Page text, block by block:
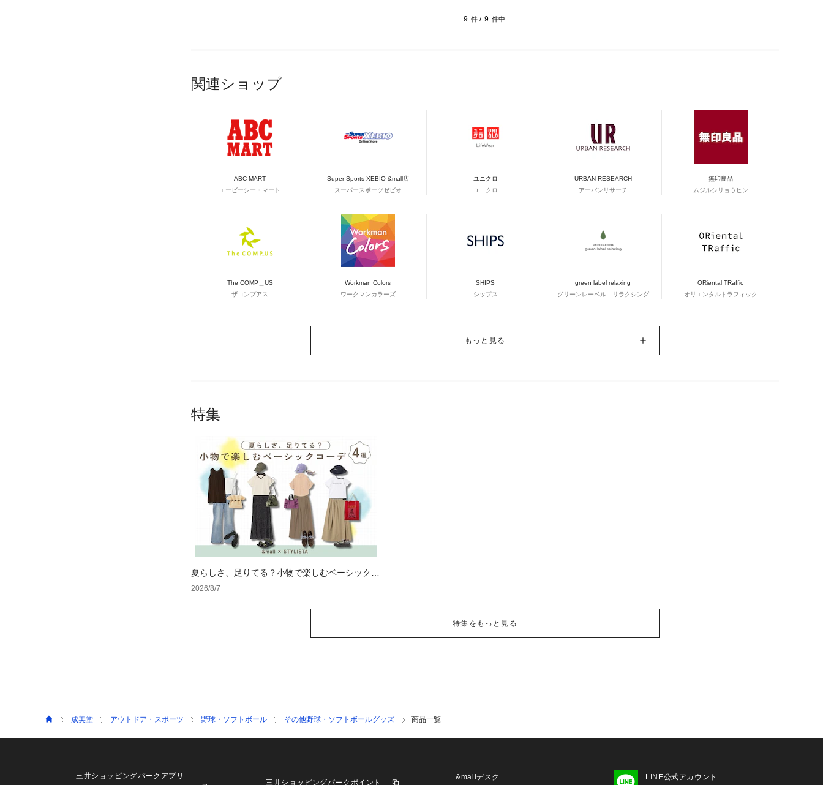
9 件 / 9 件中
関連ショップ
ABC-MART
エービーシー・マート
Super Sports XEBIO &mall店
スーパースポーツゼビオ
ユニクロ
ユニクロ
URBAN RESEARCH
アーバンリサーチ
無印良品
ムジルシリョウヒン
The COMP＿US
ザコンプアス
Workman Colors
ワークマンカラーズ
SHIPS
シップス
green label relaxing
グリーンレーベル リラクシング
ORiental TRaffic
オリエンタルトラフィック
もっと見る
特集
夏らしさ、足りてる？小物で楽しむベーシックコ
ーデ4選
2026/8/7
特集をもっと見る
成美堂 アウトドア・スポーツ 野球・ソフトボール その他野球・ソフトボールグッズ 商品一覧
三井ショッピングパークアプリ
三井ショッピングパークポイント
&mallデスク LINE公式アカウント